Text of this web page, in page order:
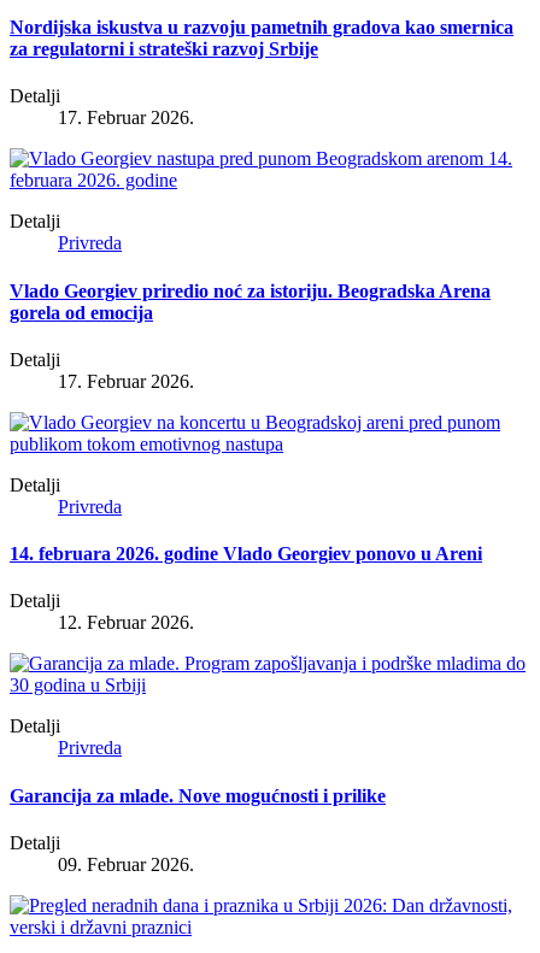
Nordijska iskustva u razvoju pametnih gradova kao smernica
za regulatorni i strateški razvoj Srbije
Detalji
17. Februar 2026.
Detalji
Privreda
Vlado Georgiev priredio noć za istoriju. Beogradska Arena
gorela od emocija
Detalji
17. Februar 2026.
Detalji
Privreda
14. februara 2026. godine Vlado Georgiev ponovo u Areni
Detalji
12. Februar 2026.
Detalji
Privreda
Garancija za mlade. Nove mogućnosti i prilike
Detalji
09. Februar 2026.